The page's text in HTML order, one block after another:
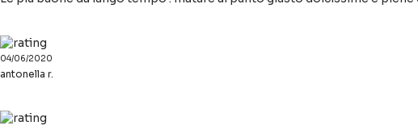
04/06/2020
antonella r.